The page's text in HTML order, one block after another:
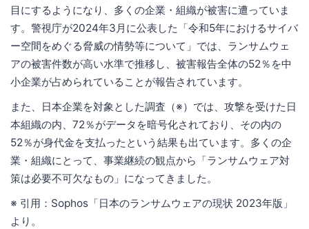
目にするようになり、多くの企業・組織が被害に遭っていま
す。警視庁が2024年3月に公表した「令和5年におけるサイバ
ー空間をめぐる脅威の情勢等について」では、ランサムウェ
アの被害件数が高い水準で推移し、被害報告全体の52％を中
小企業が占められていることが報告されています。
また、日本企業を対象とした調査（※）では、攻撃を受けた日
本組織の内、72％がデータを暗号化されており、その内の
52％が身代金を支払ったという結果も出ています。多くの企
業・組織にとって、事業継続の観点から「ランサムウェア対
策は必要不可欠なもの」になってきました。
※ 引用：Sophos「日本のランサムウェアの現状 2023年版」
より。